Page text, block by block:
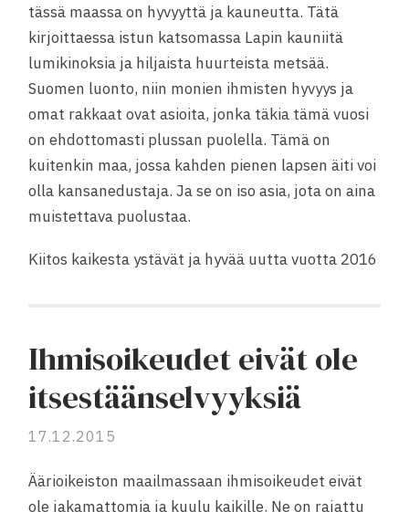
tässä maassa on hyvyyttä ja kauneutta. Tätä
kirjoittaessa istun katsomassa Lapin kauniitä
lumikinoksia ja hiljaista huurteista metsää.
Suomen luonto, niin monien ihmisten hyvyys ja
omat rakkaat ovat asioita, jonka täkia tämä vuosi
on ehdottomasti plussan puolella. Tämä on
kuitenkin maa, jossa kahden pienen lapsen äiti voi
olla kansanedustaja. Ja se on iso asia, jota on aina
muistettava puolustaa.
Kiitos kaikesta ystävät ja hyvää uutta vuotta 2016
Ihmisoikeudet eivät ole
itsestäänselvyyksiä
17.12.2015
Äärioikeiston maailmassaan ihmisoikeudet eivät
ole jakamattomia ja kuulu kaikille. Ne on rajattu